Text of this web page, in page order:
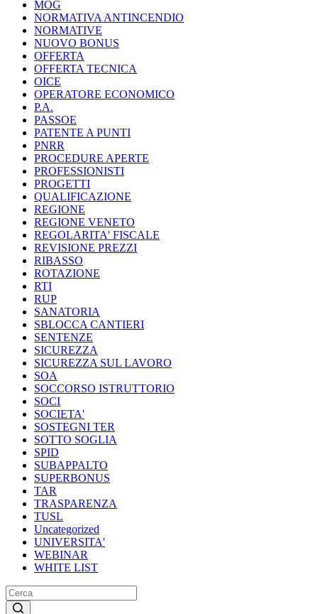
MOG
NORMATIVA ANTINCENDIO
NORMATIVE
NUOVO BONUS
OFFERTA
OFFERTA TECNICA
OICE
OPERATORE ECONOMICO
P.A.
PASSOE
PATENTE A PUNTI
PNRR
PROCEDURE APERTE
PROFESSIONISTI
PROGETTI
QUALIFICAZIONE
REGIONE
REGIONE VENETO
REGOLARITA' FISCALE
REVISIONE PREZZI
RIBASSO
ROTAZIONE
RTI
RUP
SANATORIA
SBLOCCA CANTIERI
SENTENZE
SICUREZZA
SICUREZZA SUL LAVORO
SOA
SOCCORSO ISTRUTTORIO
SOCI
SOCIETA'
SOSTEGNI TER
SOTTO SOGLIA
SPID
SUBAPPALTO
SUPERBONUS
TAR
TRASPARENZA
TUSL
Uncategorized
UNIVERSITA'
WEBINAR
WHITE LIST